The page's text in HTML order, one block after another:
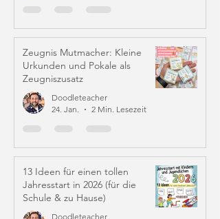
Zeugnis Mutmacher: Kleine
Urkunden und Pokale als
Zeugniszusatz
Doodleteacher
24. Jan.
2 Min. Lesezeit
13 Ideen für einen tollen
Jahresstart in 2026 (für die
Schule & zu Hause)
Doodleteacher